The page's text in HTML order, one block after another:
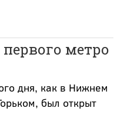
метро
дня, как в Нижнем
был открыт